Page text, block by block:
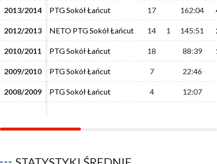
2013/2014 PTG Sokół Łańcut 17 162:04
2012/2013 NETO PTG Sokół Łańcut 14 1 145:51
2010/2011 PTG Sokół Łańcut 18 88:39
2009/2010 PTG Sokół Łańcut 7 22:46
2008/2009 PTG Sokół Łańcut 4 12:07
2013/2014 PTG Sokół Łańcut 17 162:04
2012/2013 NETO PTG Sokół Łańcut 14 1 145:51
2010/2011 PTG Sokół Łańcut 18 88:39
2009/2010 PTG Sokół Łańcut 7 22:46
2008/2009 PTG Sokół Łańcut 4 12:07